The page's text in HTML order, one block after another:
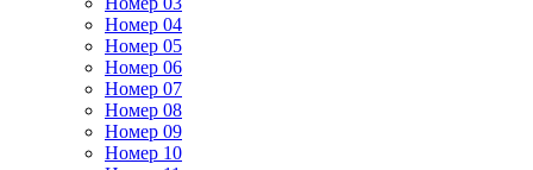
Номер 04
Номер 05
Номер 06
Номер 07
Номер 08
Номер 09
Номер 10